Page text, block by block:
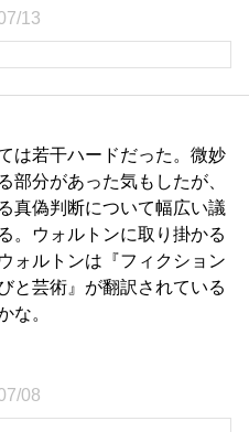
13
は若干ハードだった。微妙
部分があった気もしたが、
真偽判断について幅広い議
。ウォルトンに取り掛かる
ォルトンは『フィクション
と芸術』が翻訳されている
な。
08